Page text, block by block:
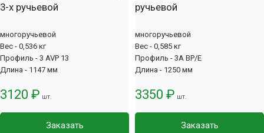
3-х ручьевой
многоручьевой
Вес - 0,536 кг
Профиль - 3 AVP 13
Длина - 1147 мм
3120 ₽ шт.
Заказать
ручьевой
многоручьевой
Вес - 0,585 кг
Профиль - 3А BP/E
Длина - 1250 мм
3350 ₽ шт.
Заказать